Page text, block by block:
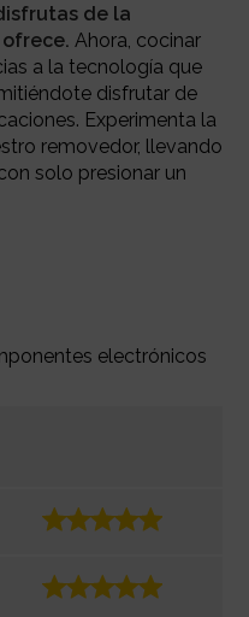
de la
Ahora, cocinar
a la tecnología que
disfrutar de
Experimenta la
removedor, llevando
solo presionar un
electrónicos